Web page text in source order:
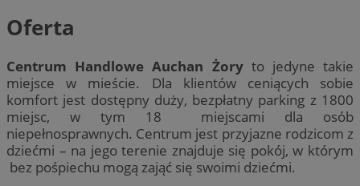
Oferta
Centrum Handlowe Auchan Żoryto jedyne takie
miejsce w mieście. Dla klientów ceniących sobie
komfort jest dostępny duży, bezpłatny parking z 1800
miejsc, w tym 18 miejscami dla osób
niepełnosprawnych. Centrum jest przyjazne rodzicom z
dziećmi – na jego terenie znajduje się pokój, w którym
bez pośpiechu mogą zająć się swoimi dziećmi.